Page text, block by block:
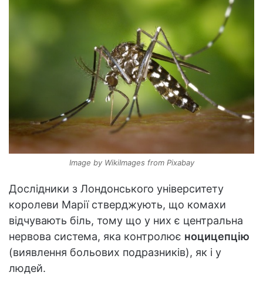
Image by WikiImages from Pixabay
Дослідники з Лондонського університету
королеви Марії стверджують, що комахи
відчувають біль, тому що у них є центральна
нервова система, яка контролює ноцицепцію
(виявлення больових подразників), як і у
людей.